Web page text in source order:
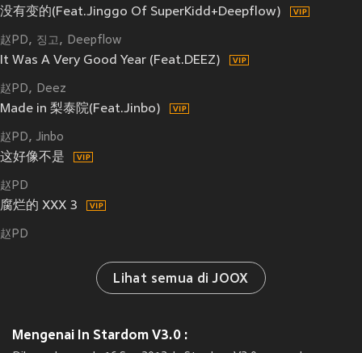
没有变的(Feat.Jinggo Of SuperKidd+Deepflow)
赵PD 징고 Deepflow
It Was A Very Good Year (Feat.DEEZ)
赵PD Deez
Made in 梨泰院(Feat.Jinbo)
赵PD Jinbo
这好像不是
赵PD
腐烂的 XXX 3
赵PD
Lihat semua di JOOX
Mengenai In Stardom V3.0 :